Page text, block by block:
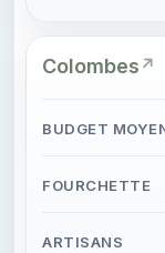
Colombes